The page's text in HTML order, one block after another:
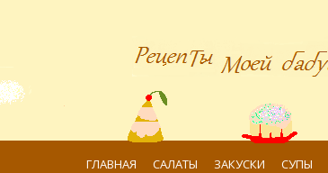
ГЛАВНАЯ САЛАТЫ ЗАКУСКИ СУПЫ